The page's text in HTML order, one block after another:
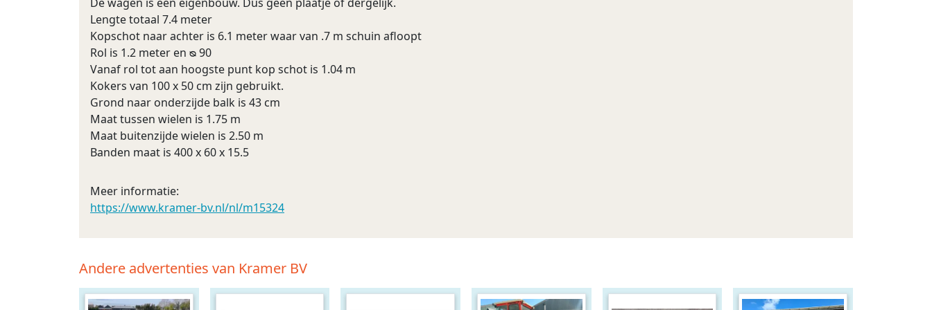
Lengte totaal 7.4 meter
Kopschot naar achter is 6.1 meter waar van .7 m schuin afloopt
Rol is 1.2 meter en ᴓ 90
Vanaf rol tot aan hoogste punt kop schot is 1.04 m
Kokers van 100 x 50 cm zijn gebruikt.
Grond naar onderzijde balk is 43 cm
Maat tussen wielen is 1.75 m
Maat buitenzijde wielen is 2.50 m
Banden maat is 400 x 60 x 15.5
Meer informatie:
https://www.kramer-bv.nl/nl/m15324
Andere advertenties van Kramer BV